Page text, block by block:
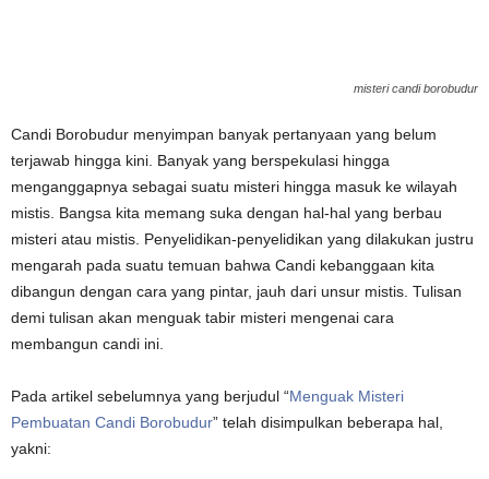
misteri candi borobudur
Candi Borobudur menyimpan banyak pertanyaan yang belum
terjawab hingga kini. Banyak yang berspekulasi hingga
menganggapnya sebagai suatu misteri hingga masuk ke wilayah
mistis. Bangsa kita memang suka dengan hal-hal yang berbau
misteri atau mistis. Penyelidikan-penyelidikan yang dilakukan justru
mengarah pada suatu temuan bahwa Candi kebanggaan kita
dibangun dengan cara yang pintar, jauh dari unsur mistis. Tulisan
demi tulisan akan menguak tabir misteri mengenai cara
membangun candi ini.
Pada artikel sebelumnya yang berjudul “Menguak Misteri
Pembuatan Candi Borobudur” telah disimpulkan beberapa hal,
yakni: